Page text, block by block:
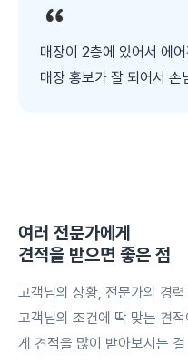
매장이 2층에 있어서 에
매장 홍보가 잘 되어서 손
여러 전문가에게
견적을 받으면 좋은 점
고객님의 상황, 전문가의 경
고객님의 조건에 딱 맞는 견
게 견적을 많이 받아보시는